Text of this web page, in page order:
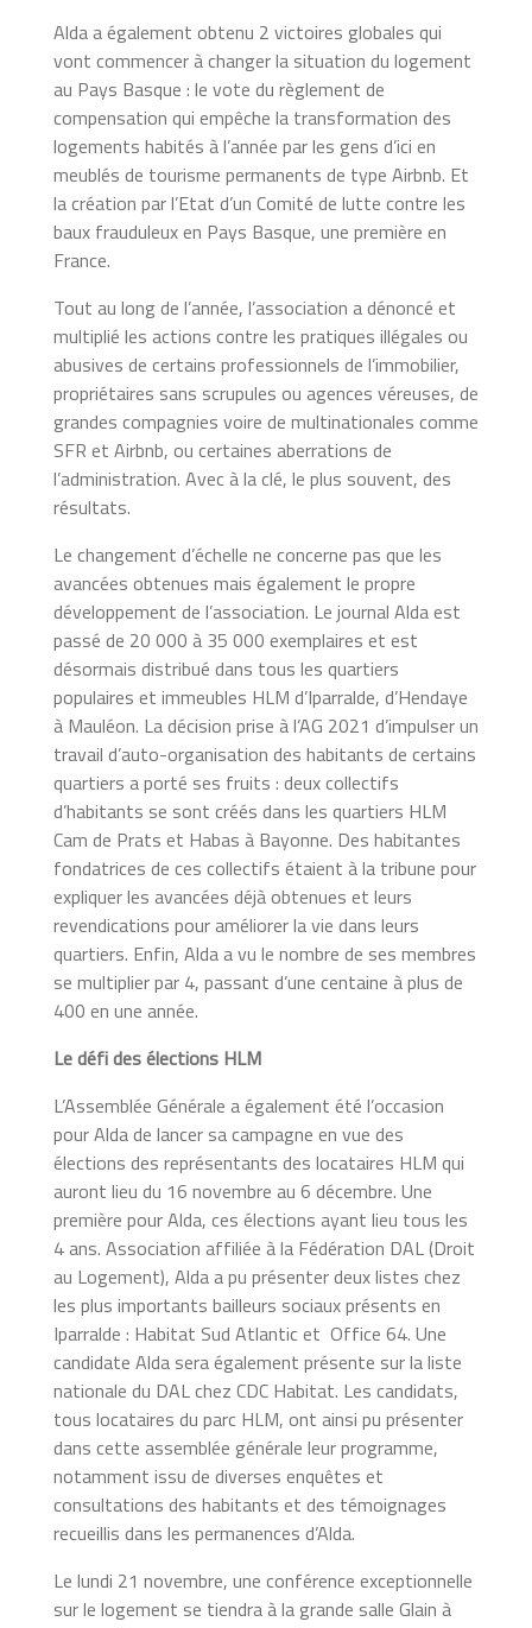
Alda a également obtenu 2 victoires globales qui
vont commencer à changer la situation du logement
au Pays Basque : le vote du règlement de
compensation qui empêche la transformation des
logements habités à l’année par les gens d’ici en
meublés de tourisme permanents de type Airbnb. Et
la création par l’Etat d’un Comité de lutte contre les
baux frauduleux en Pays Basque, une première en
France.
Tout au long de l’année, l’association a dénoncé et
multiplié les actions contre les pratiques illégales ou
abusives de certains professionnels de l’immobilier,
propriétaires sans scrupules ou agences véreuses, de
grandes compagnies voire de multinationales comme
SFR et Airbnb, ou certaines aberrations de
l’administration. Avec à la clé, le plus souvent, des
résultats.
Le changement d’échelle ne concerne pas que les
avancées obtenues mais également le propre
développement de l’association. Le journal Alda est
passé de 20 000 à 35 000 exemplaires et est
désormais distribué dans tous les quartiers
populaires et immeubles HLM d’Iparralde, d’Hendaye
à Mauléon. La décision prise à l’AG 2021 d’impulser un
travail d’auto-organisation des habitants de certains
quartiers a porté ses fruits : deux collectifs
d’habitants se sont créés dans les quartiers HLM
Cam de Prats et Habas à Bayonne. Des habitantes
fondatrices de ces collectifs étaient à la tribune pour
expliquer les avancées déjà obtenues et leurs
revendications pour améliorer la vie dans leurs
quartiers. Enfin, Alda a vu le nombre de ses membres
se multiplier par 4, passant d’une centaine à plus de
400 en une année.
Le défi des élections HLM
L’Assemblée Générale a également été l’occasion
pour Alda de lancer sa campagne en vue des
élections des représentants des locataires HLM qui
auront lieu du 16 novembre au 6 décembre. Une
première pour Alda, ces élections ayant lieu tous les
4 ans. Association affiliée à la Fédération DAL (Droit
au Logement), Alda a pu présenter deux listes chez
les plus importants bailleurs sociaux présents en
Iparralde : Habitat Sud Atlantic et Office 64. Une
candidate Alda sera également présente sur la liste
nationale du DAL chez CDC Habitat. Les candidats,
tous locataires du parc HLM, ont ainsi pu présenter
dans cette assemblée générale leur programme,
notamment issu de diverses enquêtes et
consultations des habitants et des témoignages
recueillis dans les permanences d’Alda.
Le lundi 21 novembre, une conférence exceptionnelle
sur le logement se tiendra à la grande salle Glain à